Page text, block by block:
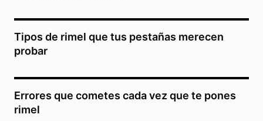
Tipos de rimel que tus pestañas merecen
probar
Errores que cometes cada vez que te pones
rimel